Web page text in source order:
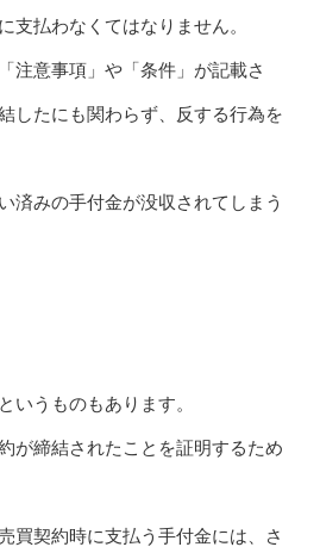
支払わなくてはなりません。
注意事項」や「条件」が記載さ
したにも関わらず、反する行為を
済みの手付金が没収されてしまう
いうものもあります。
が締結されたことを証明するため
買契約時に支払う手付金には、さ